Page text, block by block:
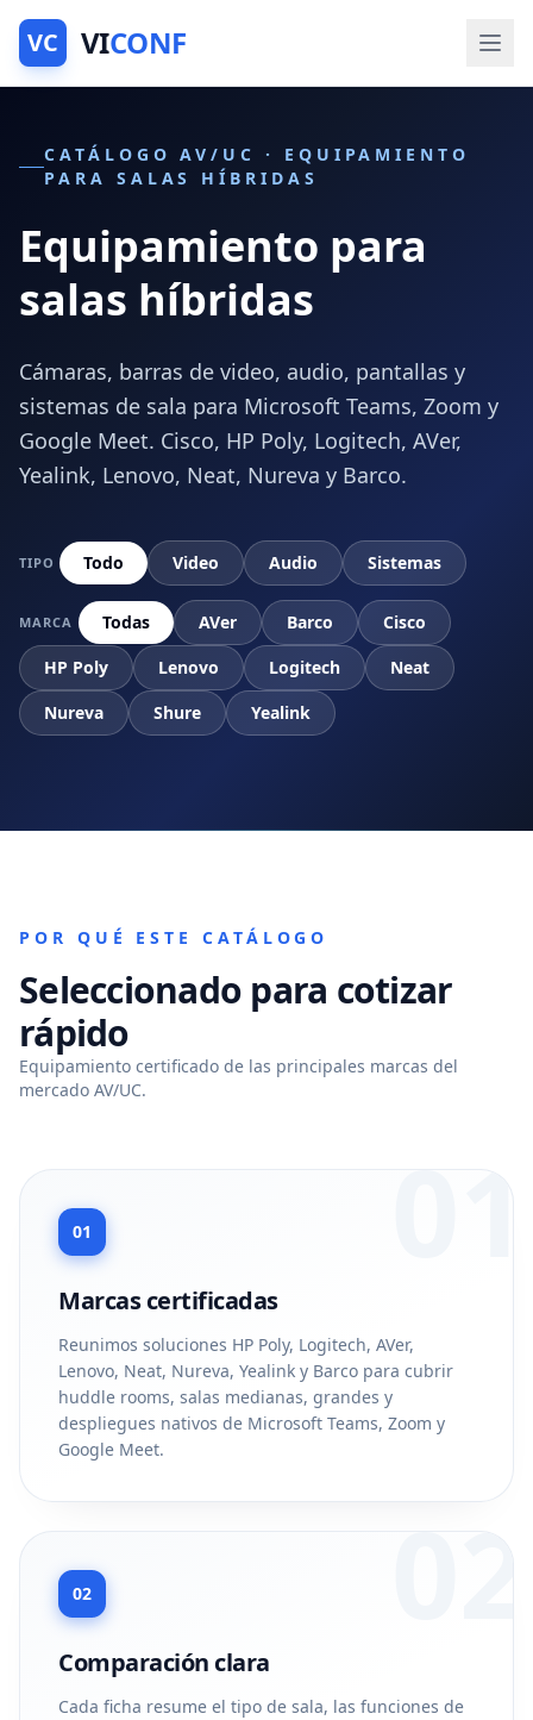
VC VICONF
CATÁLOGO AV/UC · EQUIPAMIENTO
PARA SALAS HÍBRIDAS
Equipamiento para
salas híbridas
Cámaras, barras de video, audio, pantallas y
sistemas de sala para Microsoft Teams, Zoom y
Google Meet. Cisco, HP Poly, Logitech, AVer,
Yealink, Lenovo, Neat, Nureva y Barco.
TIPO Todo Video Audio Sistemas
MARCA Todas AVer Barco
Cisco
HP Poly
Lenovo Logitech
Neat
Nureva
Shure Yealink
POR QUÉ ESTE CATÁLOGO
Seleccionado para cotizar
rápido
Equipamiento certificado de las principales marcas del
mercado AV/UC.
01
01
Marcas certificadas
Reunimos soluciones HP Poly, Logitech, AVer,
Lenovo, Neat, Nureva, Yealink y Barco para cubrir
huddle rooms, salas medianas, grandes y
despliegues nativos de Microsoft Teams, Zoom y
Google Meet.
02
02
Comparación clara
Cada ficha resume el tipo de sala, las funciones de